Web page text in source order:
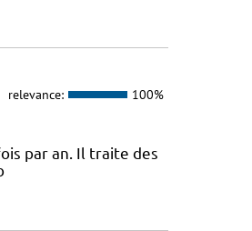
relevance: 100%
par an. Il traite des